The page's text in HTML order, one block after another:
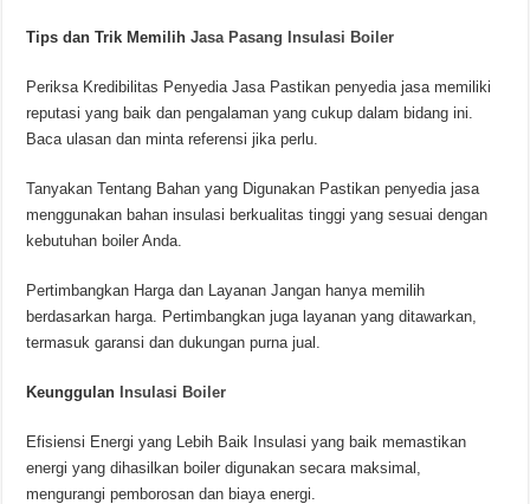
Tips dan Trik MemilihJasa Pasang Insulasi Boiler
Periksa Kredibilitas Penyedia Jasa Pastikan penyedia jasa memiliki
reputasi yang baik dan pengalaman yang cukup dalam bidang ini.
Baca ulasan dan minta referensi jika perlu.
Tanyakan Tentang Bahan yang Digunakan Pastikan penyedia jasa
menggunakan bahan insulasi berkualitas tinggi yang sesuai dengan
kebutuhan boiler Anda.
Pertimbangkan Harga dan Layanan Jangan hanya memilih
berdasarkan harga. Pertimbangkan juga layanan yang ditawarkan,
termasuk garansi dan dukungan purna jual.
Keunggulan Insulasi Boiler
Efisiensi Energi yang Lebih Baik Insulasi yang baik memastikan
energi yang dihasilkan boiler digunakan secara maksimal,
mengurangi pemborosan dan biaya energi.